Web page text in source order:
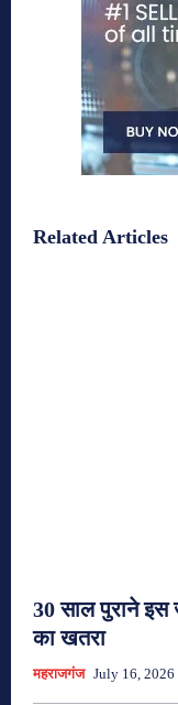
Related Articles
30 साल पुराने इस
का खतरा
महराजगंज July 16, 2026